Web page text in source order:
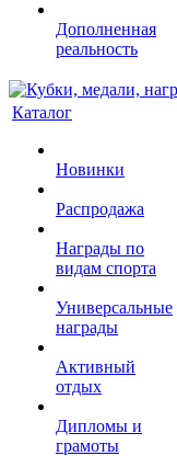
Дополненная
реальность
Каталог
Новинки
Распродажа
Награды по
видам спорта
Универсальные
награды
Активный
отдых
Дипломы и
грамоты